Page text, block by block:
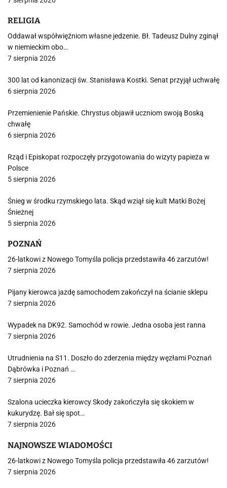
RELIGIA
Oddawał współwięźniom własne jedzenie. Bł. Tadeusz Dulny zginął
w niemieckim obo…
7 sierpnia 2026
300 lat od kanonizacji św. Stanisława Kostki. Senat przyjął uchwałę
6 sierpnia 2026
Przemienienie Pańskie. Chrystus objawił uczniom swoją Boską
chwałę
6 sierpnia 2026
Rząd i Episkopat rozpoczęły przygotowania do wizyty papieża w
Polsce
5 sierpnia 2026
Śnieg w środku rzymskiego lata. Skąd wziął się kult Matki Bożej
Śnieżnej
5 sierpnia 2026
POZNAŃ
26-latkowi z Nowego Tomyśla policja przedstawiła 46 zarzutów!
7 sierpnia 2026
Pijany kierowca jazdę samochodem zakończył na ścianie sklepu
7 sierpnia 2026
Wypadek na DK92. Samochód w rowie. Jedna osoba jest ranna
7 sierpnia 2026
Utrudnienia na S11. Doszło do zderzenia między węzłami Poznań
Dąbrówka i Poznań …
7 sierpnia 2026
Szalona ucieczka kierowcy Skody zakończyła się skokiem w
kukurydzę. Bał się spot…
7 sierpnia 2026
NAJNOWSZE WIADOMOŚCI
26-latkowi z Nowego Tomyśla policja przedstawiła 46 zarzutów!
7 sierpnia 2026